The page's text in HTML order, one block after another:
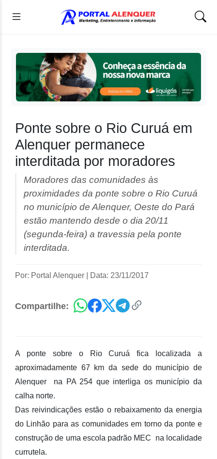
Ponte sobre o Rio Curuá em
Alenquer permanece
interditada por moradores
Moradores das comunidades às
proximidades da ponte sobre o Rio Curuá
no município de Alenquer, Oeste do Pará
estão mantendo desde o dia 20/11
(segunda-feira) a travessia pela ponte
interditada.
Por: Portal Alenquer Data: 23/11/2017
Compartilhe:
A ponte sobre o Rio Curuá fica localizada a
aproximadamente 67 km da sede do município de
Alenquer na PA 254 que interliga os município da
calha norte.
Das reivindicações estão o rebaixamento da energia
do Linhão para as comunidades em torno da ponte e
construção de uma escola padrão MEC na localidade
currutela.